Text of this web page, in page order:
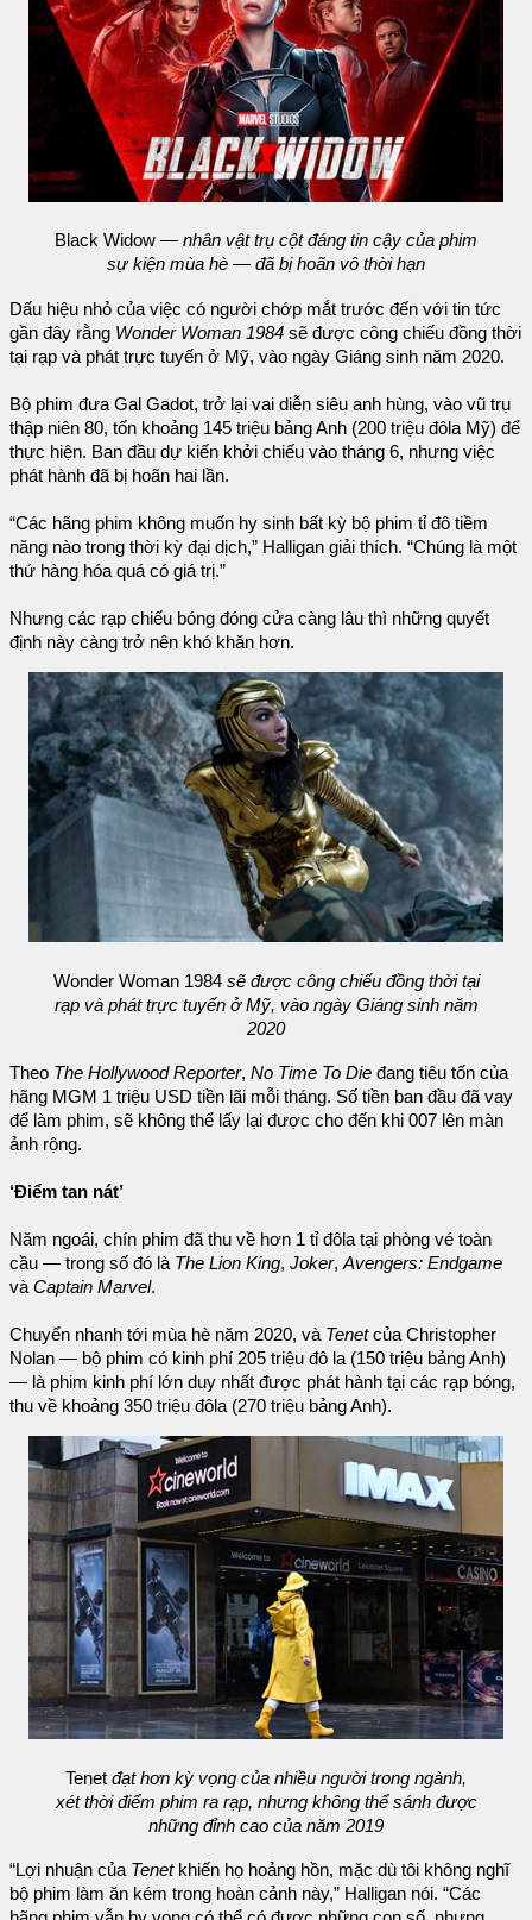
Black Widow — nhân vật trụ cột đáng tin cậy của phim
sự kiện mùa hè — đã bị hoãn vô thời hạn
Dấu hiệu nhỏ của việc có người chớp mắt trước đến với tin tức
gần đây rằng Wonder Woman 1984 sẽ được công chiếu đồng thời
tại rạp và phát trực tuyến ở Mỹ, vào ngày Giáng sinh năm 2020.
Bộ phim đưa Gal Gadot, trở lại vai diễn siêu anh hùng, vào vũ trụ
thập niên 80, tốn khoảng 145 triệu bảng Anh (200 triệu đôla Mỹ) để
thực hiện. Ban đầu dự kiến khởi chiếu vào tháng 6, nhưng việc
phát hành đã bị hoãn hai lần.
“Các hãng phim không muốn hy sinh bất kỳ bộ phim tỉ đô tiềm
năng nào trong thời kỳ đại dịch,” Halligan giải thích. “Chúng là một
thứ hàng hóa quá có giá trị.”
Nhưng các rạp chiếu bóng đóng cửa càng lâu thì những quyết
định này càng trở nên khó khăn hơn.
Wonder Woman 1984sẽ được công chiếu đồng thời tại
rạp và phát trực tuyến ở Mỹ, vào ngày Giáng sinh năm
2020
Theo The Hollywood Reporter, No Time To Die đang tiêu tốn của
hãng MGM 1 triệu USD tiền lãi mỗi tháng. Số tiền ban đầu đã vay
để làm phim, sẽ không thể lấy lại được cho đến khi 007 lên màn
ảnh rộng.
‘Điểm tan nát’
Năm ngoái, chín phim đã thu về hơn 1 tỉ đôla tại phòng vé toàn
cầu — trong số đó là The Lion King, Joker, Avengers: Endgame
và Captain Marvel.
Chuyển nhanh tới mùa hè năm 2020, và Tenetcủa Christopher
Nolan — bộ phim có kinh phí 205 triệu đô la (150 triệu bảng Anh)
— là phim kinh phí lớn duy nhất được phát hành tại các rạp bóng,
thu về khoảng 350 triệu đôla (270 triệu bảng Anh).
Tenet đạt hơn kỳ vọng của nhiều người trong ngành,
xét thời điểm phim ra rạp, nhưng không thể sánh được
những đỉnh cao của năm 2019
“Lợi nhuận của Tenet khiến họ hoảng hồn, mặc dù tôi không nghĩ
bộ phim làm ăn kém trong hoàn cảnh này,” Halligan nói. “Các